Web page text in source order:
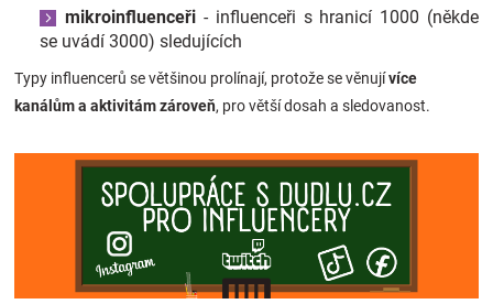
mikroinfluenceři - influenceři s hranicí 1000 (někde
se uvádí 3000) sledujících
Typy influencerů se většinou prolínají, protože se věnujívíce
kanálům a aktivitám zároveň, pro větší dosah a sledovanost.